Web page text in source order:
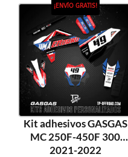
¡ENVÍO GRATIS!
Kit adhesivos GASGAS
MC 250F-450F 300
2021-2022